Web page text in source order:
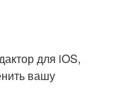
для iOS,
вашу